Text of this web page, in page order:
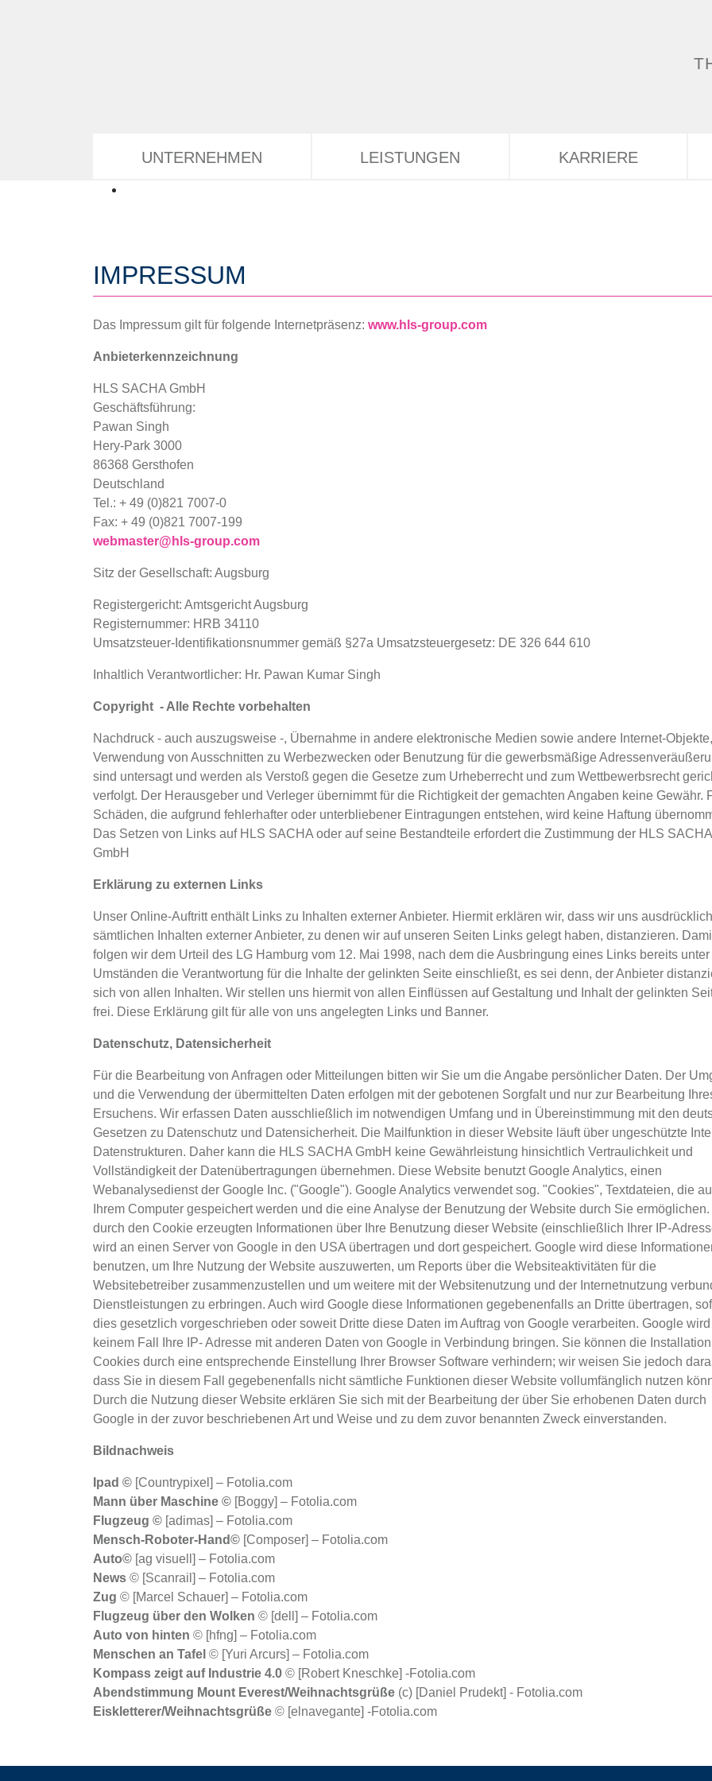
UNTERNEHMEN LEISTUNGEN KARRIERE
IMPRESSUM
Das Impressum gilt für folgende Internetpräsenz: www.hls-group.com
Anbieterkennzeichnung
HLS SACHA GmbH
Geschäftsführung:
Pawan Singh
Hery-Park 3000
86368 Gersthofen
Deutschland
Tel.: + 49 (0)821 7007-0
Fax: + 49 (0)821 7007-199
webmaster@hls-group.com
Sitz der Gesellschaft: Augsburg
Registergericht: Amtsgericht Augsburg
Registernummer: HRB 34110
Umsatzsteuer-Identifikationsnummer gemäß §27a Umsatzsteuergesetz: DE 326 644 610
Inhaltlich Verantwortlicher: Hr. Pawan Kumar Singh
Copyright - Alle Rechte vorbehalten
Nachdruck - auch auszugsweise -, Übernahme in andere elektronische Medien sowie andere Internet-Objekte,
Verwendung von Ausschnitten zu Werbezwecken oder Benutzung für die gewerbsmäßige
sind untersagt und werden als Verstoß gegen die Gesetze zum Urheberrecht und zum Wettbewerbsrecht
verfolgt. Der Herausgeber und Verleger übernimmt für die Richtigkeit der gemachten Angaben keine Gewähr.
Schäden, die aufgrund fehlerhafter oder unterbliebener Eintragungen entstehen, wird keine Haftung
Das Setzen von Links auf HLS SACHA oder auf seine Bestandteile erfordert die Zustimmung der HLS SACHA
GmbH
Erklärung zu externen Links
Unser Online-Auftritt enthält Links zu Inhalten externer Anbieter. Hiermit erklären wir, dass wir uns
sämtlichen Inhalten externer Anbieter, zu denen wir auf unseren Seiten Links gelegt haben, distanzieren.
folgen wir dem Urteil des LG Hamburg vom 12. Mai 1998, nach dem die Ausbringung eines Links bereits unter
Umständen die Verantwortung für die Inhalte der gelinkten Seite einschließt, es sei denn, der Anbieter
sich von allen Inhalten. Wir stellen uns hiermit von allen Einflüssen auf Gestaltung und Inhalt der gelinkten
frei. Diese Erklärung gilt für alle von uns angelegten Links und Banner.
Datenschutz, Datensicherheit
Für die Bearbeitung von Anfragen oder Mitteilungen bitten wir Sie um die Angabe persönlicher Daten. Der
und die Verwendung der übermittelten Daten erfolgen mit der gebotenen Sorgfalt und nur zur Bearbeitung
Ersuchens. Wir erfassen Daten ausschließlich im notwendigen Umfang und in Übereinstimmung mit den
Gesetzen zu Datenschutz und Datensicherheit. Die Mailfunktion in dieser Website läuft über ungeschützte
Datenstrukturen. Daher kann die HLS SACHA GmbH keine Gewährleistung hinsichtlich Vertraulichkeit und
Vollständigkeit der Datenübertragungen übernehmen. Diese Website benutzt Google Analytics, einen
Webanalysedienst der Google Inc. ("Google"). Google Analytics verwendet sog. "Cookies", Textdateien, die
Ihrem Computer gespeichert werden und die eine Analyse der Benutzung der Website durch Sie
durch den Cookie erzeugten Informationen über Ihre Benutzung dieser Website (einschließlich Ihrer IP-
wird an einen Server von Google in den USA übertragen und dort gespeichert. Google wird diese
benutzen, um Ihre Nutzung der Website auszuwerten, um Reports über die Websiteaktivitäten für die
Websitebetreiber zusammenzustellen und um weitere mit der Websitenutzung und der Internetnutzung
Dienstleistungen zu erbringen. Auch wird Google diese Informationen gegebenenfalls an Dritte übertragen,
dies gesetzlich vorgeschrieben oder soweit Dritte diese Daten im Auftrag von Google verarbeiten. Google
keinem Fall Ihre IP- Adresse mit anderen Daten von Google in Verbindung bringen. Sie können die
Cookies durch eine entsprechende Einstellung Ihrer Browser Software verhindern; wir weisen Sie jedoch
dass Sie in diesem Fall gegebenenfalls nicht sämtliche Funktionen dieser Website vollumfänglich nutzen
Durch die Nutzung dieser Website erklären Sie sich mit der Bearbeitung der über Sie erhobenen Daten durch
Google in der zuvor beschriebenen Art und Weise und zu dem zuvor benannten Zweck einverstanden.
Bildnachweis
Ipad © [Countrypixel] – Fotolia.com
Mann über Maschine © [Boggy] – Fotolia.com
Flugzeug © [adimas] – Fotolia.com
Mensch-Roboter-Hand© [Composer] – Fotolia.com
Auto© [ag visuell] – Fotolia.com
News © [Scanrail] – Fotolia.com
Zug © [Marcel Schauer] – Fotolia.com
Flugzeug über den Wolken © [dell] – Fotolia.com
Auto von hinten © [hfng] – Fotolia.com
Menschen an Tafel © [Yuri Arcurs] – Fotolia.com
Kompass zeigt auf Industrie 4.0 © [Robert Kneschke] -Fotolia.com
Abendstimmung Mount Everest/Weihnachtsgrüße (c) [Daniel Prudekt] - Fotolia.com
Eiskletterer/Weihnachtsgrüße © [elnavegante] -Fotolia.com